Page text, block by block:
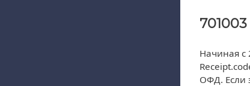
Начиная с
ОФД. Если